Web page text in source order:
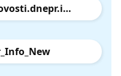
facebook.com/novosti.dnepr.info